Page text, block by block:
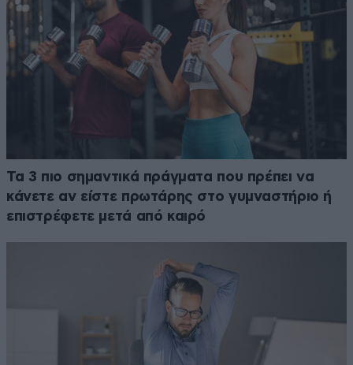
Τα 3 πιο σημαντικά πράγματα που πρέπει να
κάνετε αν είστε πρωτάρης στο γυμναστήριο ή
επιστρέφετε μετά από καιρό